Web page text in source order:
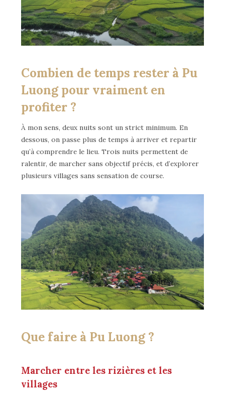
Combien de temps rester à Pu
Luong pour vraiment en
profiter ?
À mon sens, deux nuits sont un strict minimum. En
dessous, on passe plus de temps à arriver et repartir
qu’à comprendre le lieu. Trois nuits permettent de
ralentir, de marcher sans objectif précis, et d’explorer
plusieurs villages sans sensation de course.
Que faire à Pu Luong ?
Marcher entre les rizières et les
villages